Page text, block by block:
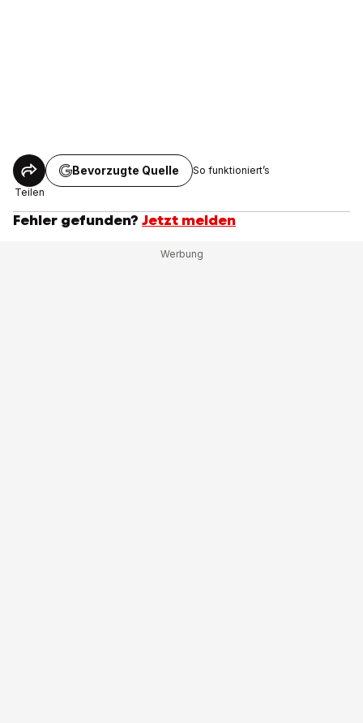
Teilen
Bevorzugte Quelle So funktioniert’s
Fehler gefunden? Jetzt melden